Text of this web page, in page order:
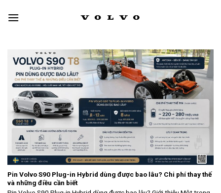
Pin Volvo S90 Plug-in Hybrid dùng được bao lâu? Chi phí thay thế
và những điều cần biết